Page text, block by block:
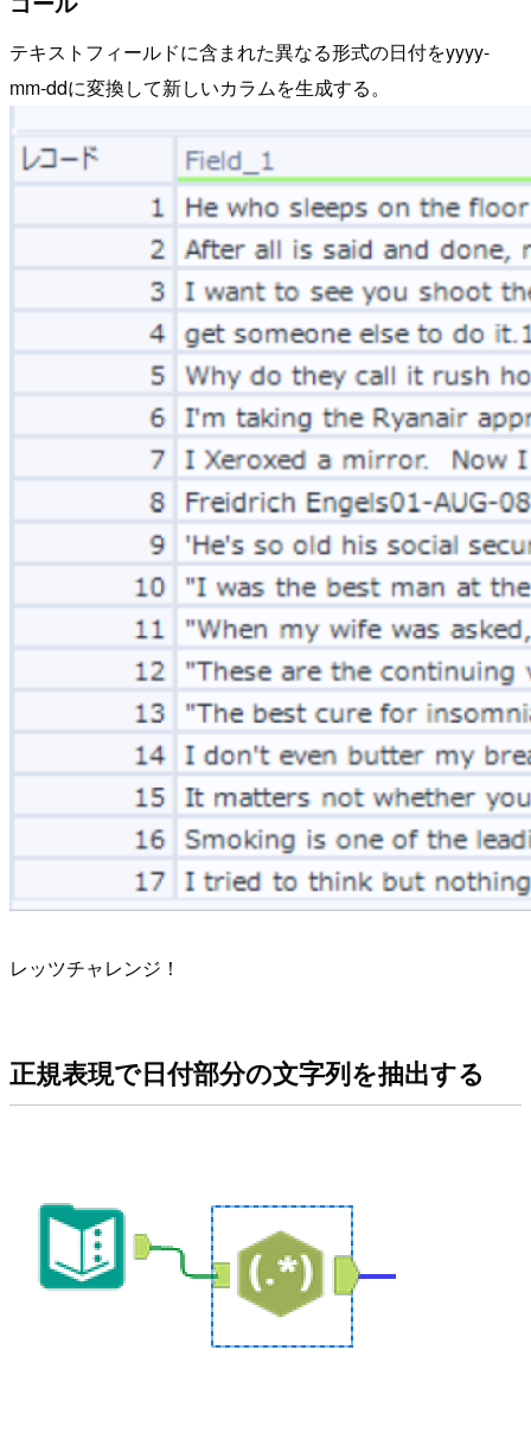
テキストフィールドに含まれた異なる形式の日付をyyyy-
mm-ddに変換して新しいカラムを生成する。
レッツチャレンジ！
正規表現で日付部分の文字列を抽出する